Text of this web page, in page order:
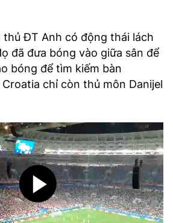
thủ ĐT Anh có động thái lách
đã đưa bóng vào giữa sân để
bóng để tìm kiếm bàn
chỉ còn thủ môn Danijel